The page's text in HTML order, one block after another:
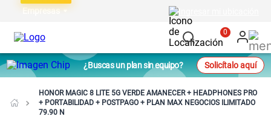
Empresas
0
¿Buscas un plan sin equipo? Solicítalo aquí
HONOR MAGIC 8 LITE 5G VERDE AMANECER + HEADPHONES PRO
+ PORTABILIDAD + POSTPAGO + PLAN MAX NEGOCIOS ILIMITADO
79.90 N